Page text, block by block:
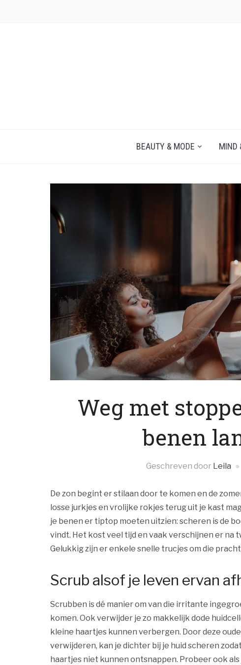
BEAUTY & MODE MIND
Weg met
benen
Geschreven door Leila
De zon begint er stilaan door te komen en de
losse jurkjes en vrolijke rokjes terug uit je kast
je benen er tiptop moeten uitzien: scheren is de
vindt. Het kost veel tijd en vaak verschijnen er na
Gelukkig zijn er enkele snelle trucjes om die
Scrub alsof je leven ervan
Scrubben is dé manier om van die irritante
komen. Ook verwijder je zo makkelijk dode
kleine haartjes kunnen verbergen. Door deze
verwijderen, kan je dichter bij je huid scheren
haartjes niet kunnen ontsnappen. Probeer ook